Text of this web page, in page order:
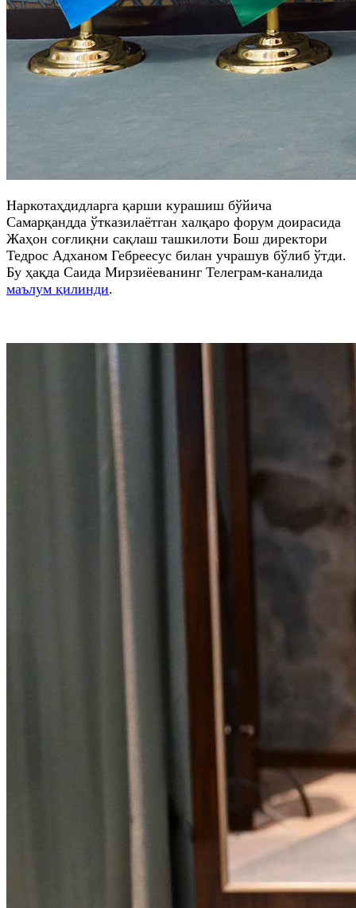
Наркотаҳдидларга қарши курашиш бўйича
Самарқандда ўтказилаётган халқаро форум доирасида
Жаҳон соғлиқни сақлаш ташкилоти Бош директори
Тедрос Адханом Гебреесус билан учрашув бўлиб ўтди.
Бу ҳақда Саида Мирзиёеванинг Телеграм-каналида
маълум қилинди.